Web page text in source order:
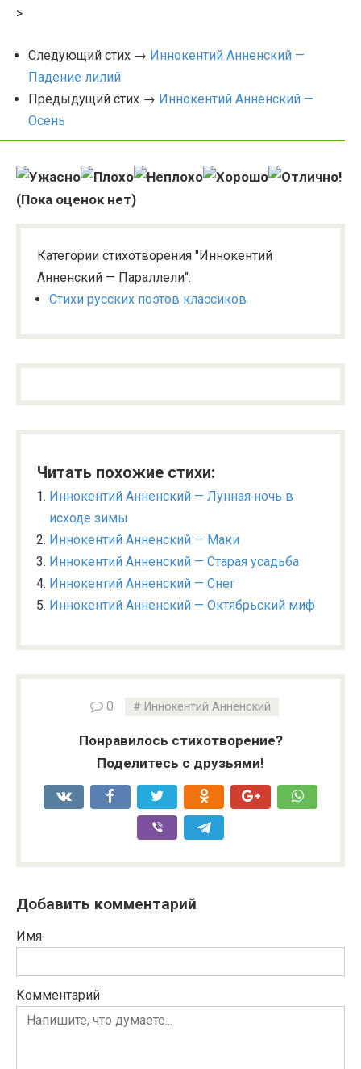
>
Следующий стих → Иннокентий Анненский —
Падение лилий
Предыдущий стих → Иннокентий Анненский —
Осень
(Пока оценок нет)
Категории стихотворения "Иннокентий
Анненский — Параллели":
Стихи русских поэтов классиков
Читать похожие стихи:
Иннокентий Анненский — Лунная ночь в
исходе зимы
Иннокентий Анненский — Маки
Иннокентий Анненский — Старая усадьба
Иннокентий Анненский — Снег
Иннокентий Анненский — Октябрьский миф
0 Иннокентий Анненский
Понравилось стихотворение?
Поделитесь с друзьями!
Добавить комментарий
Имя
Комментарий